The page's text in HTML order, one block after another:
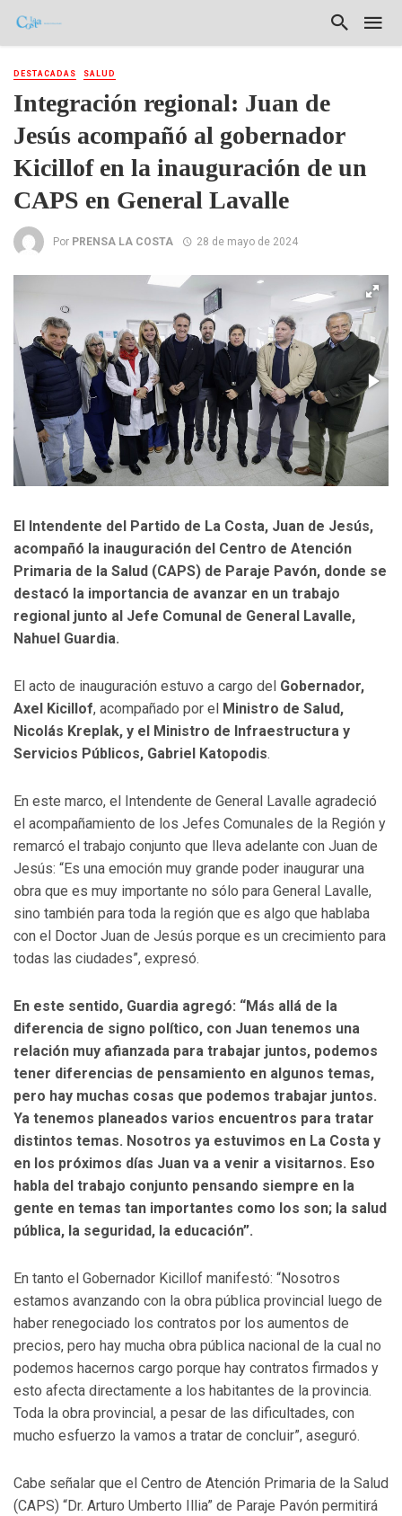
DESTACADAS SALUD
Integración regional: Juan de
Jesús acompañó al gobernador
Kicillof en la inauguración de un
CAPS en General Lavalle
Por PRENSA LA COSTA 28 de mayo de 2024
El Intendente del Partido de La Costa, Juan de Jesús,
acompañó la inauguración del Centro de Atención
Primaria de la Salud (CAPS) de Paraje Pavón, donde se
destacó la importancia de avanzar en un trabajo
regional junto al Jefe Comunal de General Lavalle,
Nahuel Guardia.
El acto de inauguración estuvo a cargo del Gobernador,
Axel Kicillof, acompañado por el
Ministro de Salud,
Nicolás Kreplak, y el Ministro de Infraestructura y
Servicios Públicos, Gabriel Katopodis.
En este marco, el Intendente de General Lavalle agradeció
el acompañamiento de los Jefes Comunales de la Región y
remarcó el trabajo conjunto que lleva adelante con Juan de
Jesús: “Es una emoción muy grande poder inaugurar una
obra que es muy importante no sólo para General Lavalle,
sino también para toda la región que es algo que hablaba
con el Doctor Juan de Jesús porque es un crecimiento para
todas las ciudades”, expresó.
En este sentido, Guardia agregó: “Más allá de la
diferencia de signo político, con Juan tenemos una
relación muy afianzada para trabajar juntos, podemos
tener diferencias de pensamiento en algunos temas,
pero hay muchas cosas que podemos trabajar juntos.
Ya tenemos planeados varios encuentros para tratar
distintos temas. Nosotros ya estuvimos en La Costa y
en los próximos días Juan va a venir a visitarnos. Eso
habla del trabajo conjunto pensando siempre en la
gente en temas tan importantes como los son; la salud
pública, la seguridad, la educación”.
En tanto el Gobernador Kicillof manifestó: “Nosotros
estamos avanzando con la obra pública provincial luego de
haber renegociado los contratos por los aumentos de
precios, pero hay mucha obra pública nacional de la cual no
podemos hacernos cargo porque hay contratos firmados y
esto afecta directamente a los habitantes de la provincia.
Toda la obra provincial, a pesar de las dificultades, con
mucho esfuerzo la vamos a tratar de concluir”, aseguró.
Cabe señalar que el Centro de Atención Primaria de la Salud
(CAPS) “Dr. Arturo Umberto Illia” de Paraje Pavón permitirá